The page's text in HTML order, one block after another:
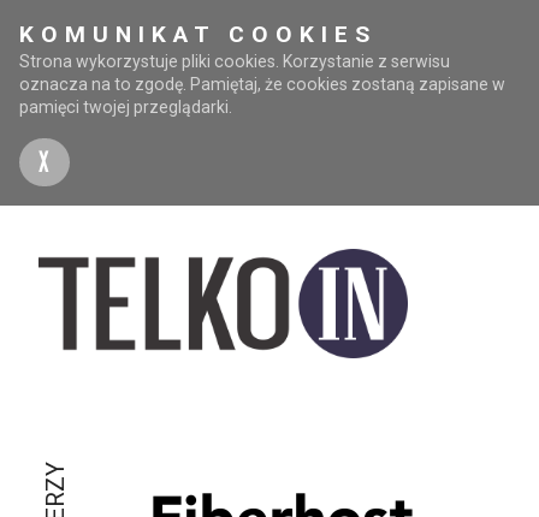
KOMUNIKAT COOKIES
Strona wykorzystuje pliki cookies. Korzystanie z serwisu
oznacza na to zgodę. Pamiętaj, że cookies zostaną zapisane w
pamięci twojej przeglądarki.
X